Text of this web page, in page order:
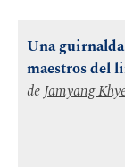
Una
maestros del
de Jamyang